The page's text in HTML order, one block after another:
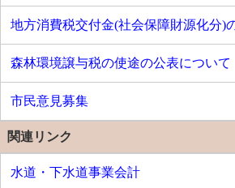
地方消費税交付金(社会保障財源化分)
森林環境譲与税の使途の公表について
市民意見募集
関連リンク
水道・下水道事業会計